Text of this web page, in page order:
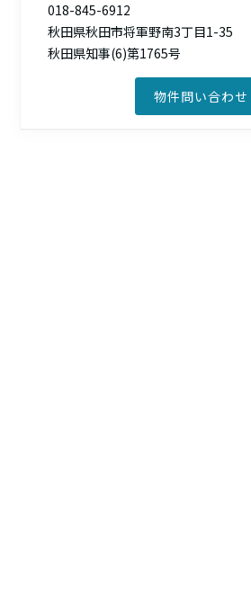
018-845-6912
秋田県秋田市将軍野南3丁目1-35
秋田県知事(6)第1765号
物件問い合わせ